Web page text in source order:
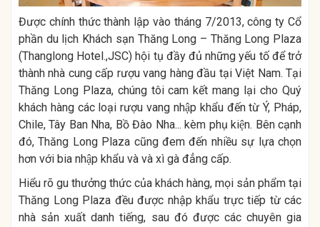
Được chính thức thành lập vào tháng 7/2013, công ty Cổ
phần du lịch Khách sạn Thăng Long – Thăng Long Plaza
(Thanglong Hotel.,JSC) hội tụ đầy đủ những yếu tố để trở
thành nhà cung cấp rượu vang hàng đầu tại Việt Nam. Tại
Thăng Long Plaza, chúng tôi cam kết mang lại cho Quý
khách hàng các loại rượu vang nhập khẩu đến từ Ý, Pháp,
Chile, Tây Ban Nha, Bồ Đào Nha... kèm phụ kiện. Bên cạnh
đó, Thăng Long Plaza cũng đem đến nhiều sự lựa chọn
hơn với bia nhập khẩu và và xì gà đẳng cấp.
Hiểu rõ gu thưởng thức của khách hàng, mọi sản phẩm tại
Thăng Long Plaza đều được nhập khẩu trực tiếp từ các
nhà sản xuất danh tiếng, sau đó được các chuyên gia